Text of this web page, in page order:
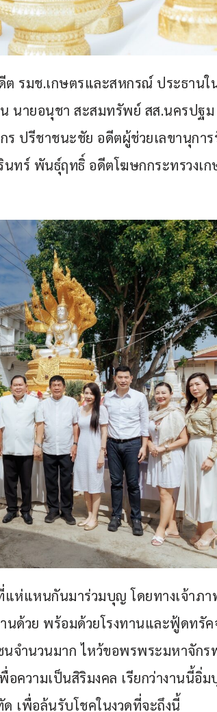
รมช.เกษตรและสหกรณ์ ประธานใ
นายอนุชา สะสมทรัพย์ สส.นครปฐ
ปรีชาชนะชัย อดีตผู้ช่วยเลขานุกา
ทร์ พันธุ์ฤทธิ์ อดีตโฆษกกระทรวงเ
ห่แหนกันมาร่วมบุญ โดยทางเจ้าภ
นด้วย พร้อมด้วยโรงทานและฟู้ดทรัค
จำนวนมาก ไหว้ขอพรพระมหาจักร
ความเป็นสิริมงคล เรียกว่างานนี้อิ่
เพื่อลุ้นรับโชคในงวดที่จะถึงนี้